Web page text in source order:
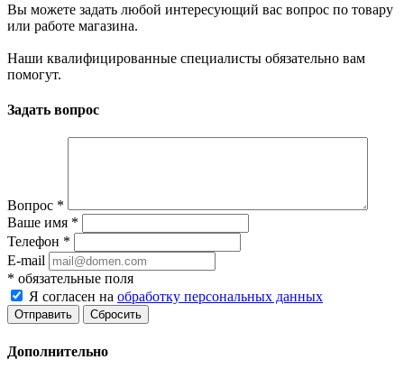
Вы можете задать любой интересующий вас вопрос по товару
или работе магазина.
Наши квалифицированные специалисты обязательно вам
помогут.
Задать вопрос
Вопрос *
Ваше имя *
Телефон *
E-mail
* обязательные поля
Я согласен на обработку персональных данных
Сбросить
Дополнительно